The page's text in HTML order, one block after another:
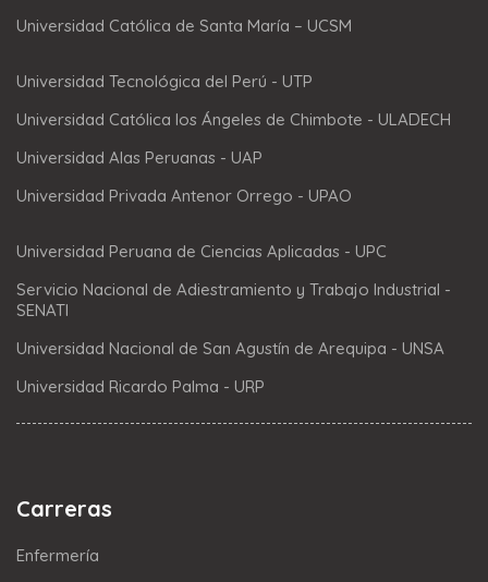
Universidad Católica de Santa María – UCSM
Universidad Tecnológica del Perú - UTP
Universidad Católica los Ángeles de Chimbote - ULADECH
Universidad Alas Peruanas - UAP
Universidad Privada Antenor Orrego - UPAO
Universidad Peruana de Ciencias Aplicadas - UPC
Servicio Nacional de Adiestramiento y Trabajo Industrial -
SENATI
Universidad Nacional de San Agustín de Arequipa - UNSA
Universidad Ricardo Palma - URP
Carreras
Enfermería